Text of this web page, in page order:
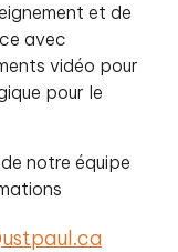
et de
avec
vidéo pour
pour le
notre équipe